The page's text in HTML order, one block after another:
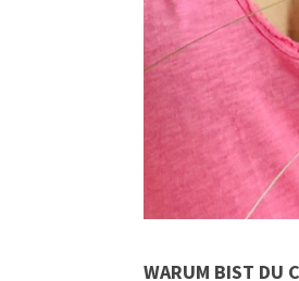
WARUM BIST DU